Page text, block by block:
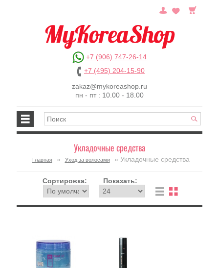
+7 (906) 747-26-14
+7 (495) 204-15-90
zakaz@mykoreashop.ru
пн - пт : 10.00 - 18.00
Укладочные средства
Главная » Уход за волосами » Укладочные средства
Сортировка: Показать: